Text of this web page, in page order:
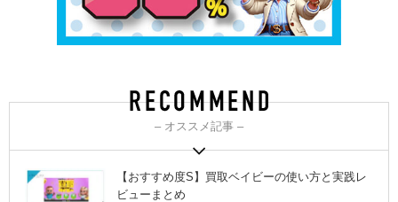
– オススメ記事 –
【おすすめ度S】買取ベイビーの使い方と実践レ
ビューまとめ